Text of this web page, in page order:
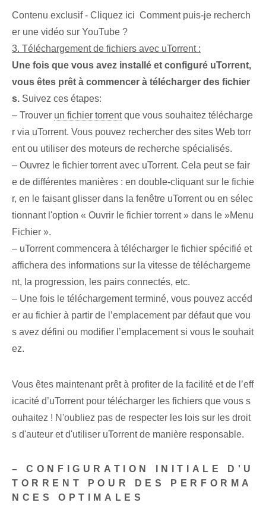
Contenu exclusif - Cliquez ici Comment puis-je recherch
er une vidéo sur YouTube ?
3. Téléchargement de fichiers avec uTorrent :
Une fois que vous avez installé et configuré uTorrent,
vous êtes prêt à commencer à télécharger des fichier
s. Suivez ces étapes:
– ⁤Trouver un fichier torrentque vous souhaitez télécharge
r via uTorrent. Vous pouvez rechercher des sites Web torr
ent ou utiliser des moteurs de recherche spécialisés.
– ⁢Ouvrez le fichier torrent avec uTorrent. Cela peut se fair
e de différentes manières : en double-cliquant sur le fichie
r, en le faisant glisser dans la fenêtre uTorrent ou en sélec
tionnant l'option « Ouvrir le fichier torrent » dans le ⁤»Menu
Fichier ».
– uTorrent commencera à télécharger le fichier spécifié et
affichera des informations sur la vitesse de téléchargeme
nt, la progression, les pairs connectés, etc.
– Une fois le téléchargement terminé, vous pouvez accéd
er au fichier à partir de l’emplacement par défaut que vou
s avez défini ou modifier l’emplacement si vous le souhait
ez.
Vous êtes maintenant prêt à profiter de la facilité et de l’eff
icacité d’uTorrent pour télécharger les fichiers que vous s
ouhaitez ! N'oubliez pas de respecter les lois sur les droit
s d'auteur et d'utiliser uTorrent de manière responsable.
– CONFIGURATION INITIALE D'U
TORRENT POUR DES PERFORMA
NCES OPTIMALES